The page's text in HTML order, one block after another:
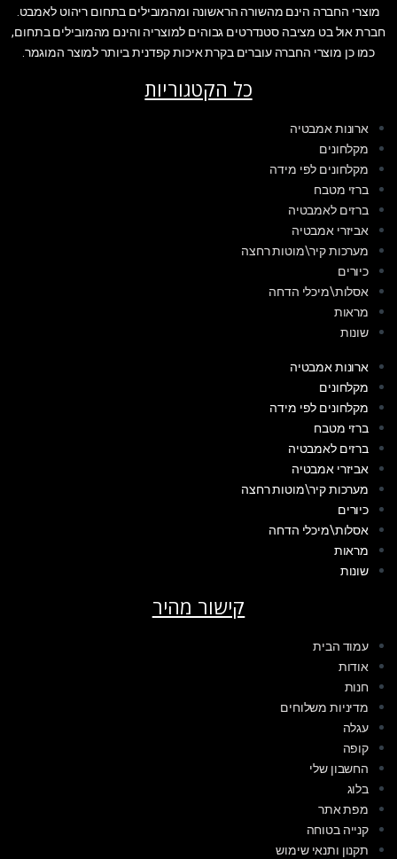
מוצרי החברה הינם מהשורה הראשונה ומהמובילים בתחום ריהוט לאמבט.
חברת אול בט מציבה סטנדרטים גבוהים למוצריה והינם מהמובילים בתחום,
כמו כן מוצרי החברה עוברים בקרת איכות קפדנית ביותר למוצר המוגמר.
כל הקטגוריות
ארונות אמבטיה
מקלחונים
מקלחונים לפי מידה
ברזי מטבח
ברזים לאמבטיה
אביזרי אמבטיה
מערכות קיר\מוטות רחצה
כיורים
אסלות\מיכלי הדחה
מראות
שונות
ארונות אמבטיה
מקלחונים
מקלחונים לפי מידה
ברזי מטבח
ברזים לאמבטיה
אביזרי אמבטיה
מערכות קיר\מוטות רחצה
כיורים
אסלות\מיכלי הדחה
מראות
שונות
קישור מהיר
עמוד הבית
אודות
חנות
מדיניות משלוחים
עגלה
קופה
החשבון שלי
בלוג
מפת אתר
קנייה בטוחה
תקנון ותנאי שימוש